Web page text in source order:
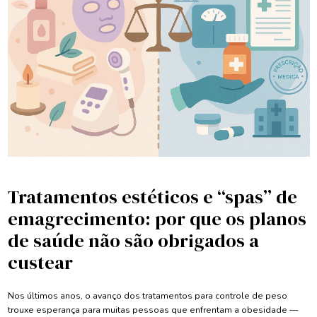
Tratamentos estéticos e “spas” de
emagrecimento: por que os planos
de saúde não são obrigados a
custear
Nos últimos anos, o avanço dos tratamentos para controle de peso
trouxe esperança para muitas pessoas que enfrentam a obesidade —